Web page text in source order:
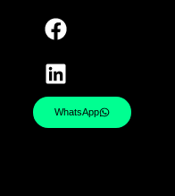
WhatsApp